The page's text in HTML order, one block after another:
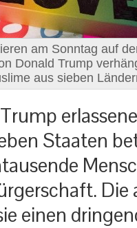
am Sonntag auf
Donald Trump
aus sieben
Staaten
Die
einen